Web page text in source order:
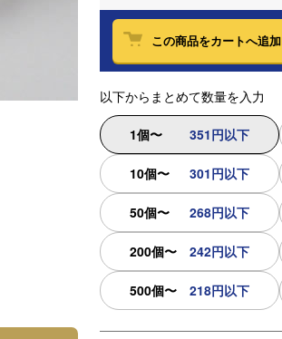
この商品をカートへ追加
以下からまとめて数量を入力
1個〜 351円以下
10個〜 301円以下
50個〜 268円以下
200個〜 242円以下
500個〜 218円以下